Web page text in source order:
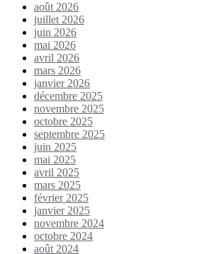
août 2026
juillet 2026
juin 2026
mai 2026
avril 2026
mars 2026
janvier 2026
décembre 2025
novembre 2025
octobre 2025
septembre 2025
juin 2025
mai 2025
avril 2025
mars 2025
février 2025
janvier 2025
novembre 2024
octobre 2024
août 2024